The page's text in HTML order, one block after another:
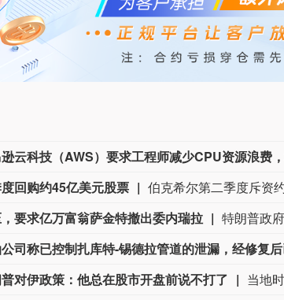
回购约45亿美元股票
要求亿万富翁萨金特撤出委内瑞拉
司称已控制扎库特-锡德拉管道的泄漏，经修复后
对伊政策：他总在股市开盘前说不打了